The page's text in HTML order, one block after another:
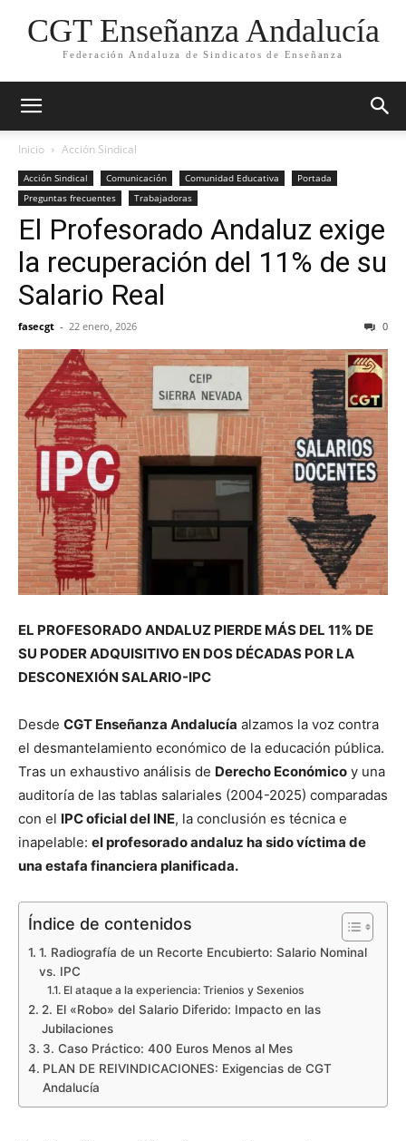
CGT Enseñanza Andalucía
Federación Andaluza de Sindicatos de Enseñanza
Inicio Acción Sindical
Acción Sindical Comunicación Comunidad Educativa
Portada
Preguntas frecuentes
Trabajadoras
El Profesorado Andaluz exige
la recuperación del 11% de su
Salario Real
fasecgt - 22 enero, 2026 0
EL PROFESORADO ANDALUZ PIERDE MÁS DEL 11% DE
SU PODER ADQUISITIVO EN DOS DÉCADAS POR LA
DESCONEXIÓN SALARIO-IPC
Desde CGT Enseñanza Andalucía alzamos la voz contra
el desmantelamiento económico de la educación pública.
Tras un exhaustivo análisis de Derecho Económico y una
auditoría de las tablas salariales (2004-2025) comparadas
con el IPC oficial del INE, la conclusión es técnica e
inapelable: el profesorado andaluz ha sido víctima de
una estafa financiera planificada.
Índice de contenidos
1. Radiografía de un Recorte Encubierto: Salario Nominal
vs. IPC
El ataque a la experiencia: Trienios y Sexenios
2. El «Robo» del Salario Diferido: Impacto en las
Jubilaciones
3. Caso Práctico: 400 Euros Menos al Mes
PLAN DE REIVINDICACIONES: Exigencias de CGT
Andalucía